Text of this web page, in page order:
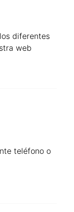
diferentes
web
teléfono o